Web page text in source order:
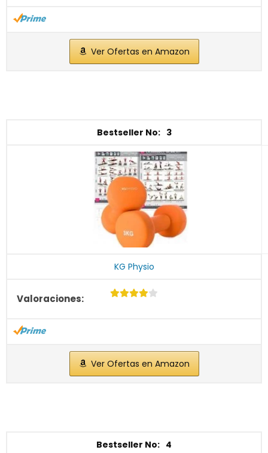
Ver Ofertas en Amazon
3
KG Physio
Ver Ofertas en Amazon
4